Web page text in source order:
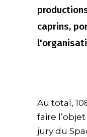
caprins,
Au total,
faire
jury du